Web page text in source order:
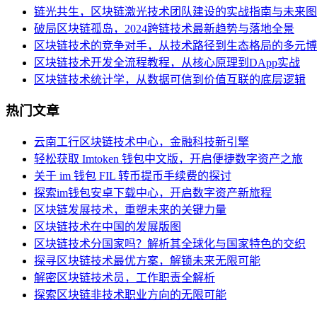
链光共生，区块链激光技术团队建设的实战指南与未来
破局区块链孤岛，2024跨链技术最新趋势与落地全景
区块链技术的竞争对手，从技术路径到生态格局的多元
区块链技术开发全流程教程，从核心原理到DApp实战
区块链技术统计学，从数据可信到价值互联的底层逻辑
热门文章
云南工行区块链技术中心，金融科技新引擎
轻松获取 Imtoken 钱包中文版，开启便捷数字资产之旅
关于 im 钱包 FIL 转币提币手续费的探讨
探索im钱包安卓下载中心，开启数字资产新旅程
区块链发展技术，重塑未来的关键力量
区块链技术在中国的发展版图
区块链技术分国家吗？解析其全球化与国家特色的交织
探寻区块链技术最优方案，解锁未来无限可能
解密区块链技术员，工作职责全解析
探索区块链非技术职业方向的无限可能